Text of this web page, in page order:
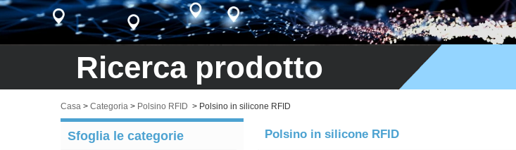
Ricerca prodotto
Casa > Categoria > Polsino RFID > Polsino in silicone RFID
Sfoglia le categorie Polsino in silicone RFID